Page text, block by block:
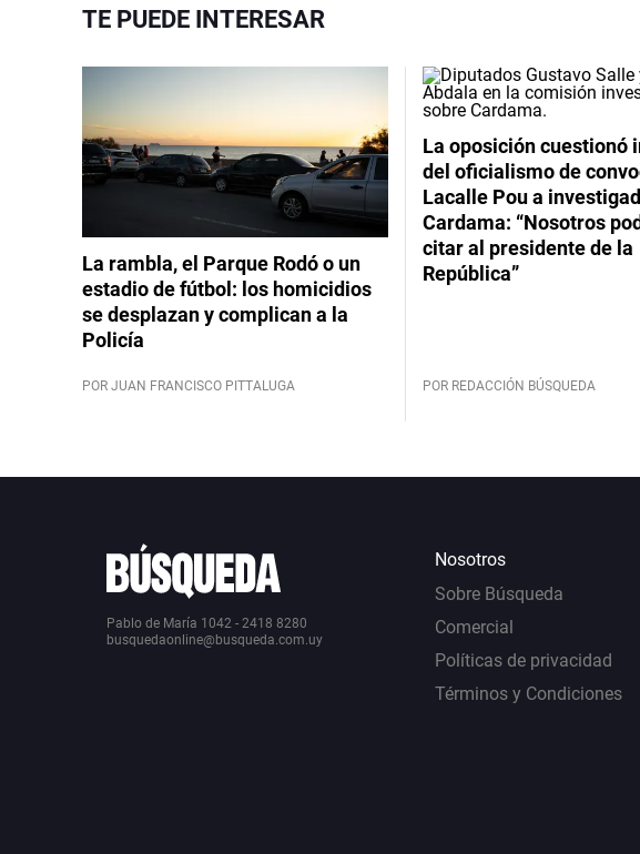
TE PUEDE INTERESAR
La rambla, el Parque Rodó o un
estadio de fútbol: los homicidios
se desplazan y complican a la
Policía
POR JUAN FRANCISCO PITTALUGA
La oposición cuestionó
del oficialismo de
Lacalle Pou a
Cardama: “Nosotros
citar al presidente de la
República”
POR REDACCIÓN BÚSQUEDA
Pablo de María 1042 - 2418 8280
busquedaonline@busqueda.com.uy
Nosotros
Sobre Búsqueda
Comercial
Políticas de privacidad
Términos y Condiciones